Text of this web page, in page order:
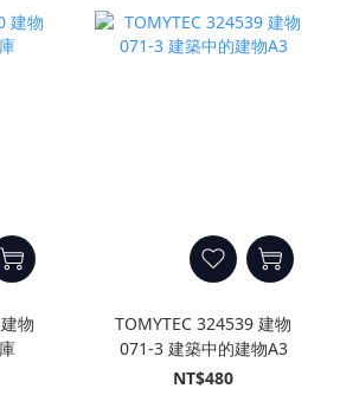
物
TOMYTEC 324539 建物
071-3 建築中的建物A3
NT$480